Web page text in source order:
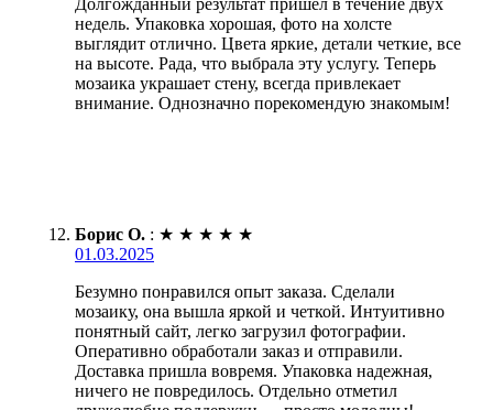
Долгожданный результат пришел в течение двух
недель. Упаковка хорошая, фото на холсте
выглядит отлично. Цвета яркие, детали четкие, все
на высоте. Рада, что выбрала эту услугу. Теперь
мозаика украшает стену, всегда привлекает
внимание. Однозначно порекомендую знакомым!
Борис О. : ★ ★ ★ ★ ★
01.03.2025
Безумно понравился опыт заказа. Сделали
мозаику, она вышла яркой и четкой. Интуитивно
понятный сайт, легко загрузил фотографии.
Оперативно обработали заказ и отправили.
Доставка пришла вовремя. Упаковка надежная,
ничего не повредилось. Отдельно отметил